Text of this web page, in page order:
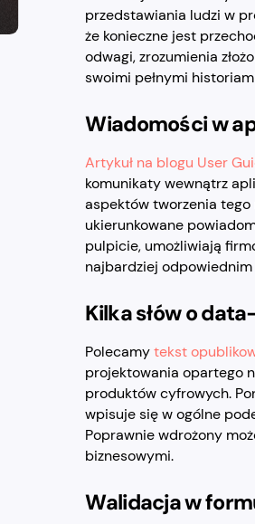
przedstawiania ludzi w
że konieczne jest
odwagi, zrozumienia
swoimi pełnymi
Wiadomości w
Artykuł na blogu User
komunikaty wewnątrz
aspektów tworzenia
ukierunkowane
pulpicie, umożliwiają
najbardziej
Kilka słów o
Polecamytekst
projektowania opartego
produktów cyfrowych.
wpisuje się w ogólne
Poprawnie wdrożony
biznesowymi.
Walidacja w